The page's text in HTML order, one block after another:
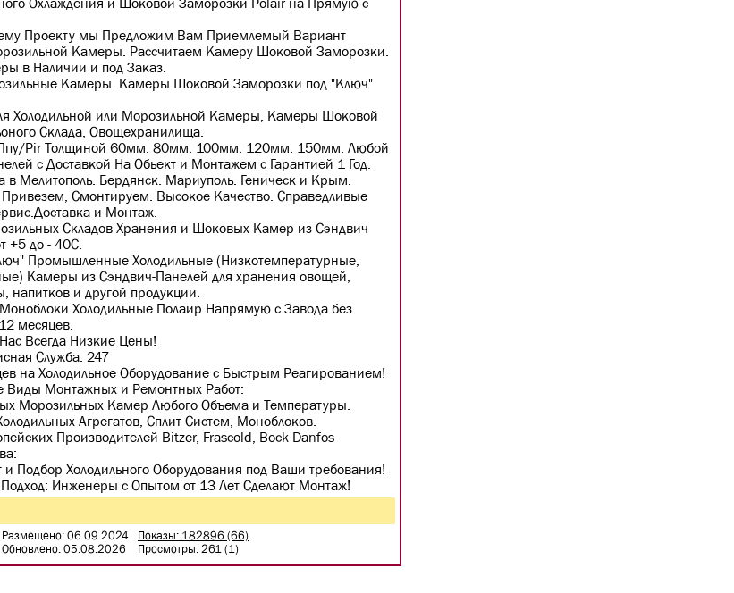
Проекту мы Предложим Вам Приемлемый Вариант
Камеры. Рассчитаем Камеру Шоковой Заморозки.
в Наличии и под Заказ.
Камеры. Камеры Шоковой Заморозки под "Ключ"
Холодильной или Морозильной Камеры, Камеры Шоковой
Склада, Овощехранилища.
Рir Толщиной 60мм. 80мм. 100мм. 120мм. 150мм. Любой
с Доставкой На Обьект и Монтажем с Гарантией 1 Год.
в Мелитополь. Бердянск. Мариуполь. Геническ и Крым.
Привезем, Смонтируем. Высокое Качество. Справедливые
и Монтаж.
Складов Хранения и Шоковых Камер из Сэндвич
+5 до - 40С.
Промышленные Холодильные (Низкотемпературные,
Камеры из Сэндвич-Панелей для хранения овощей,
напитков и другой продукции.
Холодильные Полаир Напрямую с Завода без
месяцев.
Всегда Низкие Цены!
Служба. 247
на Холодильное Оборудование с Быстрым Реагированием!
Монтажных и Ремонтных Работ:
Морозильных Камер Любого Объема и Температуры.
Агрегатов, Сплит-Систем, Моноблоков.
Производителей Вitzеr, Frаsсоld, Восk Dаnfоs
и Подбор Холодильного Оборудования под Ваши требования!
Инженеры с Опытом от 13 Лет Сделают Монтаж!
Размещено: 06.09.2024
Обновлено: 05.08.2026
Показы: 182896 (66)
Просмотры: 261 (1)